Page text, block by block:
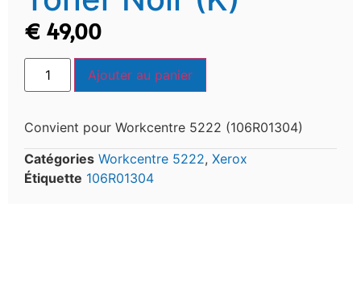
€ 49,00
Ajouter au panier
Convient pour Workcentre 5222 (106R01304)
Catégories Workcentre 5222, Xerox
Étiquette 106R01304